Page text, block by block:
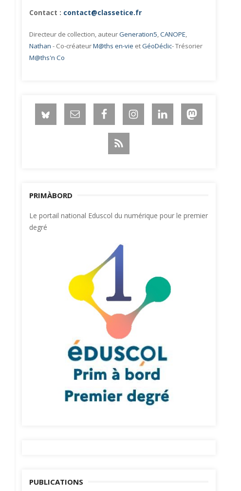
Contact : contact@classetice.fr
Directeur de collection, auteurGeneration5,CANOPE,
Nathan - Co-créateurM@ths en-vie etGéoDéclic- Trésorier
M@ths'n Co
PRIMÀBORD
Le portail national Eduscol du numérique pour le premier
degré
PUBLICATIONS